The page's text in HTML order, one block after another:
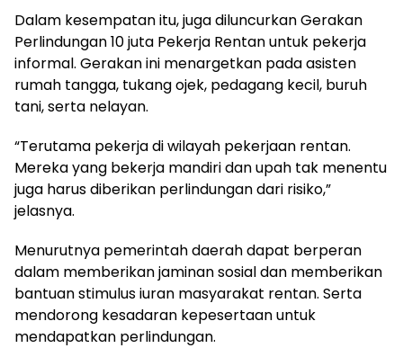
Dalam kesempatan itu, juga diluncurkan Gerakan
Perlindungan 10 juta Pekerja Rentan untuk pekerja
informal. Gerakan ini menargetkan pada asisten
rumah tangga, tukang ojek, pedagang kecil, buruh
tani, serta nelayan.
“Terutama pekerja di wilayah pekerjaan rentan.
Mereka yang bekerja mandiri dan upah tak menentu
juga harus diberikan perlindungan dari risiko,”
jelasnya.
Menurutnya pemerintah daerah dapat berperan
dalam memberikan jaminan sosial dan memberikan
bantuan stimulus iuran masyarakat rentan. Serta
mendorong kesadaran kepesertaan untuk
mendapatkan perlindungan.